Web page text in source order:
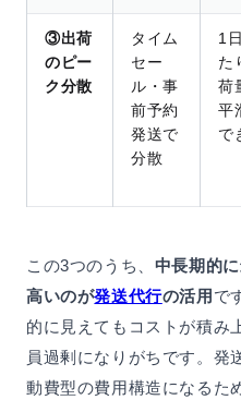
③出荷
のピー
ク分散
タイム
セー
ル・事
前予約
発送で
分散
1
た
荷
平
で
この3つのうち、 中長期的
高いのが発送代行の活用 で
的に見えてもコストが積み
員過剰になりがちです。発
動費型の費用構造になるた